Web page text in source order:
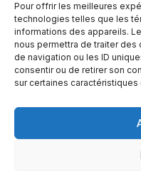
Pour offrir les meilleures
technologies telles que les
informations des appareils.
nous permettra de traiter
de navigation ou les ID
consentir ou de retirer son
sur certaines caractéristiques
© Copyright 2026 –
Ce site internet a été